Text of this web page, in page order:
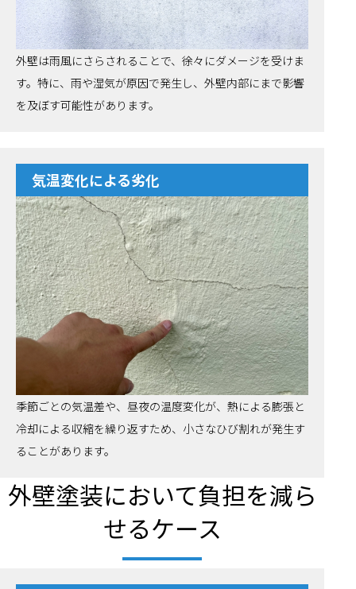
外壁は雨風にさらされることで、徐々にダメージを受けま
す。特に、雨や湿気が原因で発生し、外壁内部にまで影響
を及ぼす可能性があります。
気温変化による劣化
季節ごとの気温差や、昼夜の温度変化が、熱による膨張と
冷却による収縮を繰り返すため、小さなひび割れが発生す
ることがあります。
外壁塗装において負担を減ら
せるケース